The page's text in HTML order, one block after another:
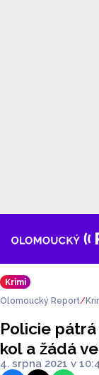
Krimi
Olomoucký Report
Policie
kol a žádá
4. srpna 2021 v